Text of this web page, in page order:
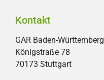
Kontakt
GAR Baden-Württemberg
Königstraße 78
70173 Stuttgart